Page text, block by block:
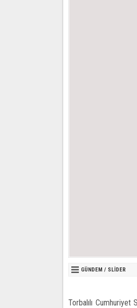
GÜNDEM / SLİDER
Torbalılı Cumhuriyet